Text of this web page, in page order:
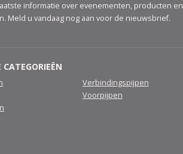
informatie over evenementen, producten en
Meld u vandaag nog aan voor de nieuwsbrief.
CATEGORIEËN
Verbindingspijpen
Voorpijpen